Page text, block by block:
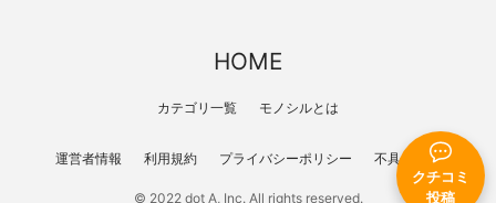
クチコミ
投稿
HOME
カテゴリ一覧 モノシルとは
運営者情報 利用規約 プライバシーポリシー 不具合報告
© 2022 dot A, Inc. All rights reserved.